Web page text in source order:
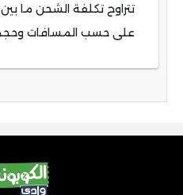
على حسب المسافات وحجم